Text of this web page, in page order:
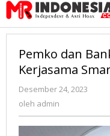
Lewati
ke
konten
Pemko dan
Kerjasama
Desember 24, 2023
oleh admin